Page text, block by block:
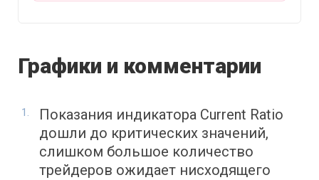
Графики и комментарии
Показания индикатора Current Ratio
дошли до критических значений,
слишком большое количество
трейдеров ожидает нисходящего